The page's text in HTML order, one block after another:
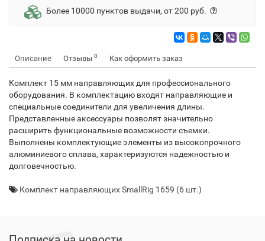
Более 10000 пунктов выдачи, от 200 руб.
Описание Отзывы 0 Как оформить заказ
Комплект 15 мм направляющих для профессионального
оборудования. В комплектацию входят направляющие и
специальные соединители для увеличения длины.
Представленные аксессуары позволят значительно
расширить функциональные возможности съемки.
Выполнены комплектующие элементы из высокопрочного
алюминиевого сплава, характеризуются надежностью и
долговечностью.
Комплект направляющих SmallRig 1659 (6 шт.)